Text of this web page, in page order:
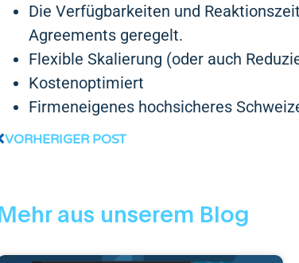
Die Verfügbarkeiten und
Agreements geregelt.
Flexible Skalierung (oder auch
Kostenoptimiert
Firmeneigenes hochsicheres
VORHERIGER POST
Mehr aus unserem Blog